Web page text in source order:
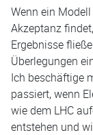
Wenn ein
Akzeptanz
Ergebnisse
Überlegungen
Ich beschäftige
passiert, wenn
wie dem LHC
entstehen und